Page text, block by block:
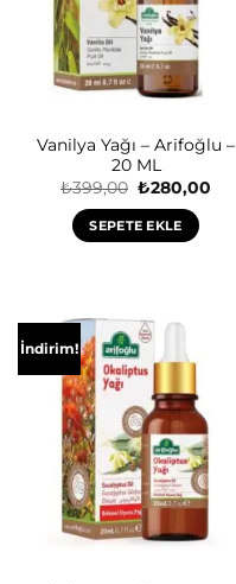
Vanilya Yağı – Arifoğlu –
20 ML
₺399,00 Orijinal
₺399,00.
₺280,00
SEPETE EKLE
İndirim!